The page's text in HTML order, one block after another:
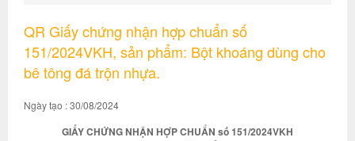
QR Giấy chứng nhận hợp chuẩn số
151/2024VKH, sản phẩm: Bột khoáng dùng cho
bê tông đá trộn nhựa.
Ngày tạo : 30/08/2024
GIẤY CHỨNG NHẬN HỢP CHUẨN số 151/2024VKH